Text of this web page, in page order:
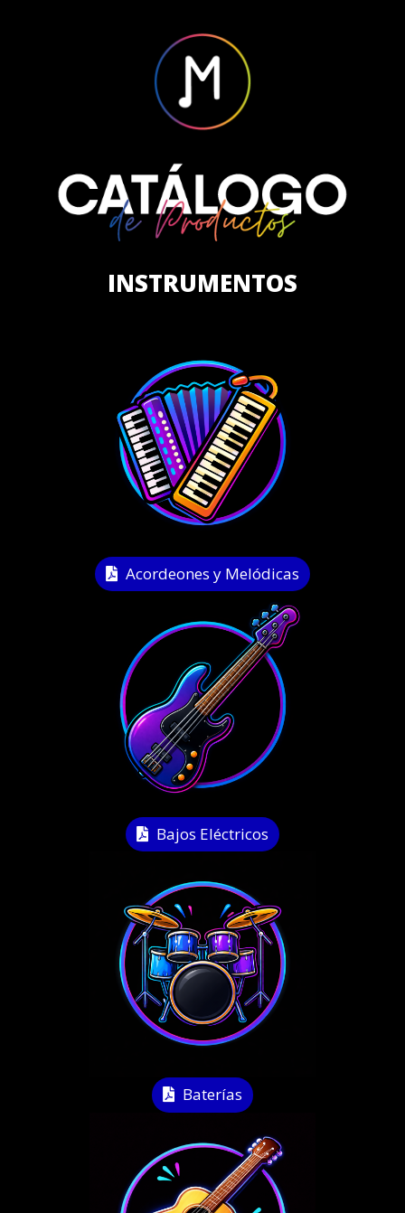
INSTRUMENTOS
Acordeones y Melódicas
Bajos Eléctricos
Baterías